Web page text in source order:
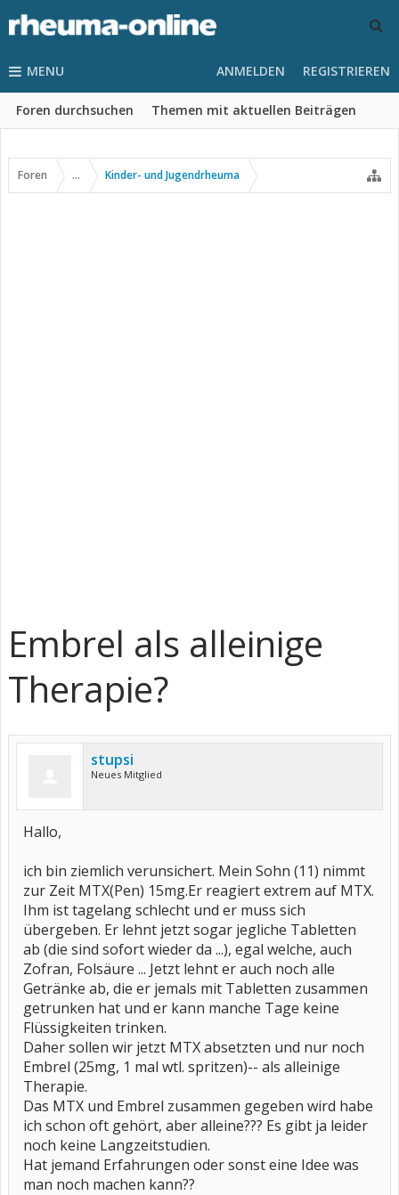
MENU
Foren durchsuchen Themen mit aktuellen Beiträgen
ANMELDEN REGISTRIEREN
Foren ... Kinder- und Jugendrheuma
Embrel als alleinige
Therapie?
stupsi
Neues Mitglied
Hallo,
ich bin ziemlich verunsichert. Mein Sohn (11) nimmt
zur Zeit MTX(Pen) 15mg.Er reagiert extrem auf MTX.
Ihm ist tagelang schlecht und er muss sich
übergeben. Er lehnt jetzt sogar jegliche Tabletten
ab (die sind sofort wieder da ...), egal welche, auch
Zofran, Folsäure ... Jetzt lehnt er auch noch alle
Getränke ab, die er jemals mit Tabletten zusammen
getrunken hat und er kann manche Tage keine
Flüssigkeiten trinken.
Daher sollen wir jetzt MTX absetzten und nur noch
Embrel (25mg, 1 mal wtl. spritzen)-- als alleinige
Therapie.
Das MTX und Embrel zusammen gegeben wird habe
ich schon oft gehört, aber alleine??? Es gibt ja leider
noch keine Langzeitstudien.
Hat jemand Erfahrungen oder sonst eine Idee was
man noch machen kann??